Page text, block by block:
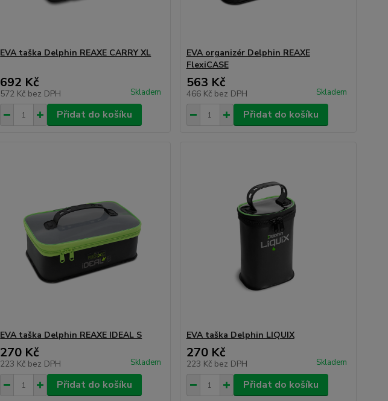
EVA taška Delphin REAXE CARRY XL
692 Kč
572 Kč bez DPH Skladem
Přidat do košíku
EVA organizér Delphin REAXE
FlexiCASE
563 Kč
466 Kč bez DPH Skladem
Přidat do košíku
EVA taška Delphin REAXE IDEAL S
270 Kč
223 Kč bez DPH Skladem
Přidat do košíku
EVA taška Delphin LIQUIX
270 Kč
223 Kč bez DPH Skladem
Přidat do košíku